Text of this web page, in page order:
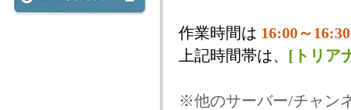
作業時間は 16:00～16:30
上記時間帯は、
[トリア
※他のサーバー/チャン